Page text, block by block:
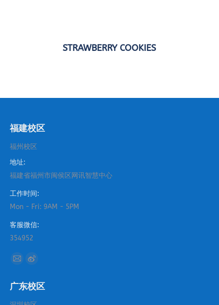
STRAWBERRY COOKIES
福建校区
福州校区
地址:
福建省福州市闽侯区网讯智慧中心
工作时间:
Mon - Fri: 9AM - 5PM
客服微信:
354952
找到我们：
Mail
opens
in
Weibo
opens
in
广东校区